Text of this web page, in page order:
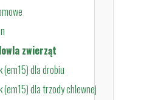
zwierząt
(em15) dla drobiu
(em15) dla trzody chlewnej